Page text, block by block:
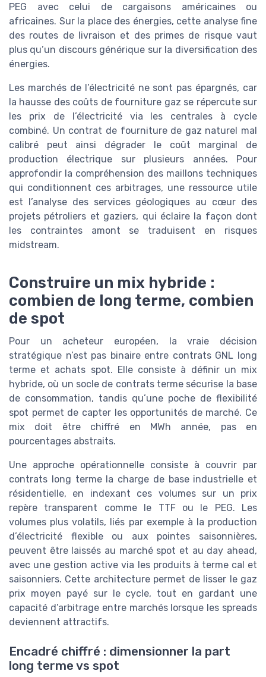
PEG avec celui de cargaisons américaines ou
africaines. Sur la place des énergies, cette analyse fine
des routes de livraison et des primes de risque vaut
plus qu’un discours générique sur la diversification des
énergies.
Les marchés de l’électricité ne sont pas épargnés, car
la hausse des coûts de fourniture gaz se répercute sur
les prix de l’électricité via les centrales à cycle
combiné. Un contrat de fourniture de gaz naturel mal
calibré peut ainsi dégrader le coût marginal de
production électrique sur plusieurs années. Pour
approfondir la compréhension des maillons techniques
qui conditionnent ces arbitrages, une ressource utile
est l’analyse des services géologiques au cœur des
projets pétroliers et gaziers, qui éclaire la façon dont
les contraintes amont se traduisent en risques
midstream.
Construire un mix hybride :
combien de long terme, combien
de spot
Pour un acheteur européen, la vraie décision
stratégique n’est pas binaire entre contrats GNL long
terme et achats spot. Elle consiste à définir un mix
hybride, où un socle de contrats terme sécurise la base
de consommation, tandis qu’une poche de flexibilité
spot permet de capter les opportunités de marché. Ce
mix doit être chiffré en MWh année, pas en
pourcentages abstraits.
Une approche opérationnelle consiste à couvrir par
contrats long terme la charge de base industrielle et
résidentielle, en indexant ces volumes sur un prix
repère transparent comme le TTF ou le PEG. Les
volumes plus volatils, liés par exemple à la production
d’électricité flexible ou aux pointes saisonnières,
peuvent être laissés au marché spot et au day ahead,
avec une gestion active via les produits à terme cal et
saisonniers. Cette architecture permet de lisser le gaz
prix moyen payé sur le cycle, tout en gardant une
capacité d’arbitrage entre marchés lorsque les spreads
deviennent attractifs.
Encadré chiffré : dimensionner la part
long terme vs spot